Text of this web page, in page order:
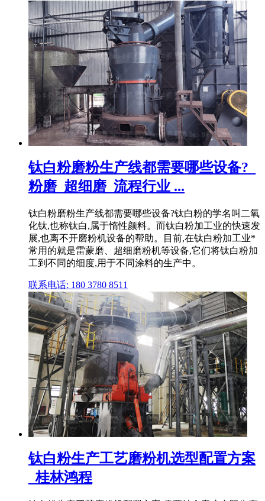
钛白粉磨粉生产线都需要哪些设备?_
粉磨_超细磨_流程行业 ...
钛白粉磨粉生产线都需要哪些设备?钛白粉的学名叫二氧
化钛,也称钛白,属于惰性颜料。而钛白粉加工业的快速发
展,也离不开磨粉机设备的帮助。目前,在钛白粉加工业*
常用的就是雷蒙磨、超细磨粉机等设备,它们将钛白粉加
工到不同的细度,用于不同涂料的生产中。
联系电话: 180 3780 8511
钛白粉生产工艺磨粉机选型配置方案
_桂林鸿程